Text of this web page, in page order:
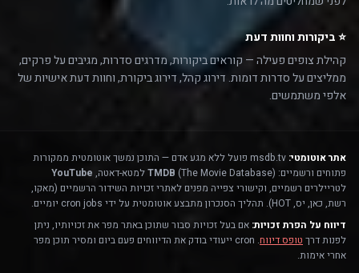
⭐ ביקורות וחוות דעת
קהילת צופים פעילה — קוראים ביקורות, מדרגים סדרות, מגיבים על פרקים,
ממליצים על סדרות דומות. דירוג קהל, דירוג ביקורת, וחוות דעת אישיות של
אלפי משתמשים.
אתר אוטומטי:
msdb.tv פועל ללא מגע אדם — התוכן נמשך אוטומטית ממקורות
פתוחים ורשמיים:
TMDB (The Movie Database) למטא-דאטה,
YouTube
לטריילרים רשמיים, וקישורי צפייה מפנים לאתרי זכויות השידור הרשמיים (מאקו,
רשת, כאן, יס, HOT). תהליך הסנכרון מתבצע אוטומטית על ידי cron jobs יומיים.
דיווח על הפרת זכויות: אם בעל זכויות סבור שתוכן באתר מפר את זכויותיו, ניתן
לפנות דרך טופס דיווח
. cron ייעודי בודק את הדיווחים פעם ביום ומסיר תוכן מפר
אחרי אימות.